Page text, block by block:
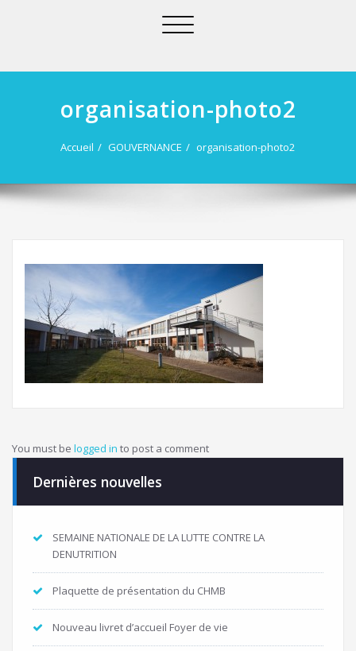
Afficher/masquer
organisation-photo2
Accueil GOUVERNANCE organisation-photo2
You must be logged in to post a comment
Dernières nouvelles
SEMAINE NATIONALE DE LA LUTTE CONTRE LA
DENUTRITION
Plaquette de présentation du CHMB
Nouveau livret d’accueil Foyer de vie